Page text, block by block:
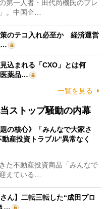
第一人者・田代尚機氏のプレ
。中国企…
のテコ入れ必至か 経済運営
…
込まれる「CXO」とは何
薬品…
一覧を見る
ストップ騒動の内幕
の核心》「みんなで大家さ
産投資トラブル“異常なく
た不動産投資商品「みんなで
えている…
ん】二転三転した“成田プロ
…